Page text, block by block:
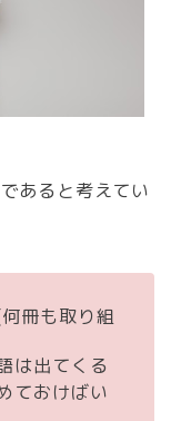
であると考えてい
冊も取り組
は出てくる
ておけばい